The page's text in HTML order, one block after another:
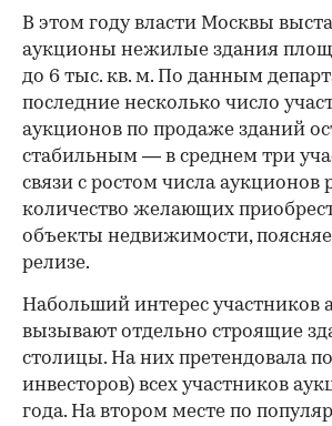
В этом году власти Москвы
аукционы нежилые здания
до 6 тыс. кв. м. По данным
последние несколько число
аукционов по продаже зданий
стабильным — в среднем три
связи с ростом числа аукционов
количество желающих
объекты недвижимости,
релизе.
Набольший интерес участников
вызывают отдельно строящие
столицы. На них претендовала
инвесторов) всех участников
года. На втором месте по